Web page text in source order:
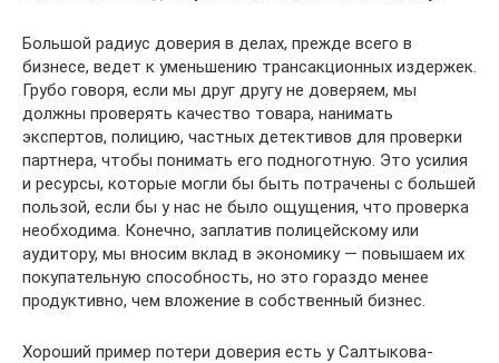
Большой радиус доверия в делах, прежде всего в
бизнесе, ведет к уменьшению трансакционных издержек.
Грубо говоря, если мы друг другу не доверяем, мы
должны проверять качество товара, нанимать
экспертов, полицию, частных детективов для проверки
партнера, чтобы понимать его подноготную. Это усилия
и ресурсы, которые могли бы быть потрачены с большей
пользой, если бы у нас не было ощущения, что проверка
необходима. Конечно, заплатив полицейскому или
аудитору, мы вносим вклад в экономику — повышаем их
покупательную способность, но это гораздо менее
продуктивно, чем вложение в собственный бизнес.
Хороший пример потери доверия есть у Салтыкова-